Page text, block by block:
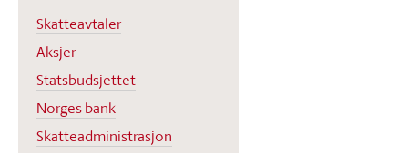
Skatteavtaler
Aksjer
Statsbudsjettet
Norges bank
Skatteadministrasjon